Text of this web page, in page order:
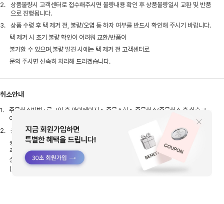
2.
상품불량시 고객센터로 접수해주시면 불량내용 확인 후 상품불량일시 교환 및 반품
으로 진행됩니다.
3.
상품 수령 후 택 제거 전, 불량/오염 등 하자 여부를 반드시 확인해 주시기 바랍니다.
택 제거 시 초기 불량 확인이 어려워 교환/반품이
불가할 수 있으며,불량 발견 시에는 택 제거 전 고객센터로
문의 주시면 신속히 처리해 드리겠습니다.
취소안내
1.
주문취소방법 : 로그인 후 마이페이지 > 주문조회 > 주문취소(주문취소 후 실출고
여부 확인 후 취소처리 진행됩니다.)
2.
결제완료 후 배송준비 상태로 확인이 되어도 이미 출고 과정에 있을 수 있습니다.
송장입력전이라도 실제 출고작업이 이루어진 상태에선
주문취소가 불가한점 참고 부탁드리며,
실출고 이후엔 상품 수령 후 반품으로 접수해주셔야 합니다.
(반품시 배송비는 고객님이 부담해주셔야 합니다)